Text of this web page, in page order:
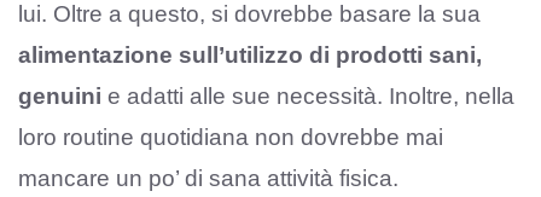
lui. Oltre a questo, si dovrebbe basare la sua
alimentazione sull’utilizzo di prodotti sani,
genuini e adatti alle sue necessità. Inoltre, nella
loro routine quotidiana non dovrebbe mai
mancare un po’ di sana attività fisica.